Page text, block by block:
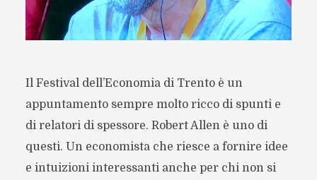
Il Festival dell’Economia di Trento è un
appuntamento sempre molto ricco di spunti e
di relatori di spessore. Robert Allen è uno di
questi. Un economista che riesce a fornire idee
e intuizioni interessanti anche per chi non si